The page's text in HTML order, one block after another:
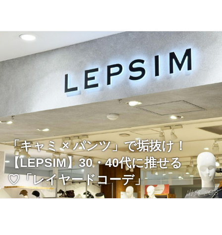
出典：CS
「キャミ × パンツ」で垢抜け！
【LEPSIM】30・40代に推せる
♡「レイヤードコーデ」